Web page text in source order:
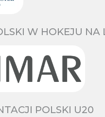
W HOKEJU NA
POLSKI U20